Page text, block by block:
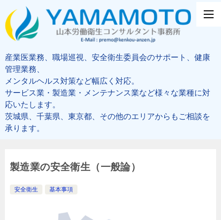
産業医業務、職場巡視、安全衛生委員会のサポート、健康
管理業務、
メンタルヘルス対策など幅広く対応。
サービス業・製造業・メンテナンス業など様々な業種に対
応いたします。
茨城県、千葉県、東京都、その他のエリアからもご相談を
承ります。
製造業の安全衛生（一般論）
安全衛生 基本事項